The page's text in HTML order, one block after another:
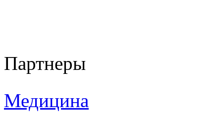
Партнеры
Медицина